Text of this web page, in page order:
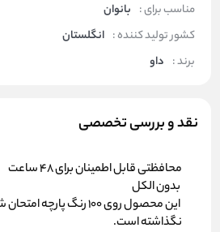
مناسب برای : بانوان
کشور تولید کننده : انگلستان
برند : داو
نقد و بررسی تخصصی
محافظتی قابل اطمینان برای 48 ساعت
بدون الکل
این محصول روی 100 رنگ
نگذاشته است.